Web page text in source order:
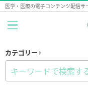
医学・医療の電子コンテンツ配信サ
カテゴリー